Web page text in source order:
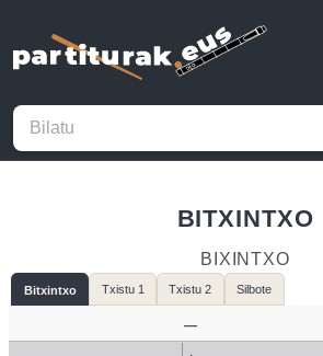
BITXINTXO
BIXINTXO
Bitxintxo Txistu 1 Txistu 2 Silbote